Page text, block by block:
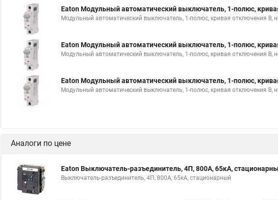
Eaton Модульный автоматический выключатель, 1-полюс,
Модульный автоматический выключатель, 1-полюс, кривая отключения B,
Eaton Модульный автоматический выключатель, 1-полюс,
Модульный автоматический выключатель, 1-полюс, кривая отключения B,
Eaton Модульный автоматический выключатель, 1-полюс,
Модульный автоматический выключатель, 1-полюс, кривая отключения B,
Аналоги по цене
Eaton Выключатель-разъединитель, 4П, 800А, 65кА,
Выключатель-разъединитель, 4П, 800А, 65кА, стационарный